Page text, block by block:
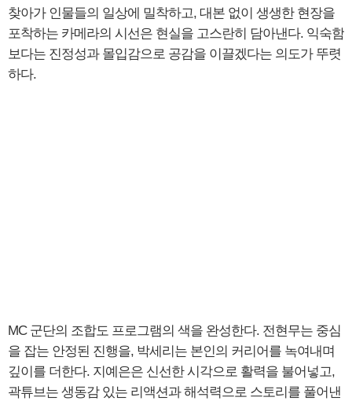
찾아가 인물들의 일상에 밀착하고, 대본 없이 생생한 현장을
포착하는 카메라의 시선은 현실을 고스란히 담아낸다. 익숙함
보다는 진정성과 몰입감으로 공감을 이끌겠다는 의도가 뚜렷
하다.
MC 군단의 조합도 프로그램의 색을 완성한다. 전현무는 중심
을 잡는 안정된 진행을, 박세리는 본인의 커리어를 녹여내며
깊이를 더한다. 지예은은 신선한 시각으로 활력을 불어넣고,
곽튜브는 생동감 있는 리액션과 해석력으로 스토리를 풀어낸